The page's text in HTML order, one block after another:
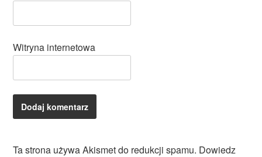
Witryna internetowa
Ta strona używa Akismet do redukcji spamu. Dowiedz